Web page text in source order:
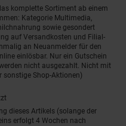
komplette Sortiment ab einem
Kategorie Multimedia,
sowie gesondert
auf Versandkosten und Filial-
an Neuanmelder für den
einlösbar. Nur ein Gutschein
nicht ausgezahlt. Nicht mit
sonstige Shop-Aktionen)
dieses Artikels (solange der
erfolgt 4 Wochen nach